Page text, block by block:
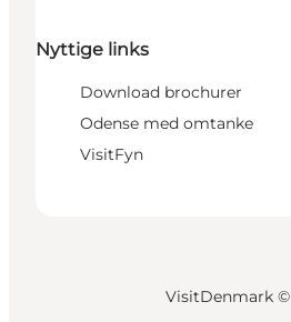
Nyttige links
Download brochurer
Odense med omtanke
VisitFyn
VisitDenmark ©